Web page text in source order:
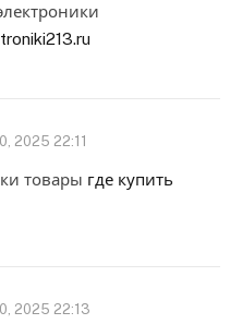
2025 22:11
товары где купить
2025 22:13